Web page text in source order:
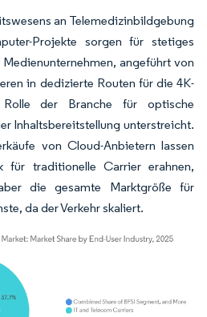
an Telemedizinbildgebung
Projekte sorgen für stetiges
angeführt von
in dedizierte Routen für die 4K-
der Branche für optische
Inhaltsbereitstellung unterstreicht.
von Cloud-Anbietern lassen
für traditionelle Carrier erahnen,
die gesamte Marktgröße für
da der Verkehr skaliert.